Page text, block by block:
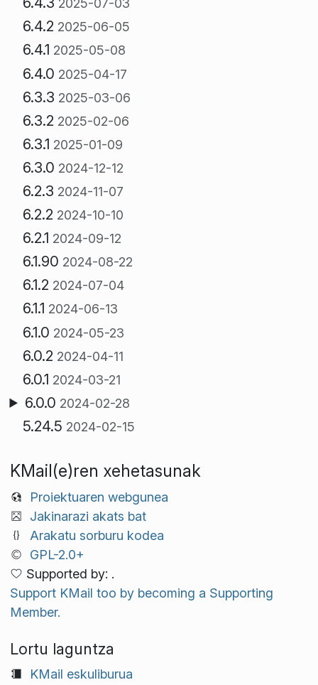
2025-07-03
6.4.2 2025-06-05
6.4.1 2025-05-08
6.4.0 2025-04-17
6.3.3 2025-03-06
6.3.2 2025-02-06
6.3.1 2025-01-09
6.3.0 2024-12-12
6.2.3 2024-11-07
6.2.2 2024-10-10
6.2.1 2024-09-12
6.1.90 2024-08-22
6.1.2 2024-07-04
6.1.1 2024-06-13
6.1.0 2024-05-23
6.0.2 2024-04-11
6.0.1 2024-03-21
6.0.0 2024-02-28
5.24.5 2024-02-15
KMail(e)ren xehetasunak
Proiektuaren webgunea
Jakinarazi akats bat
Arakatu sorburu kodea
GPL-2.0+
Supported by: .
Support KMail too by becoming a Supporting
Member.
Lortu laguntza
KMail eskuliburua